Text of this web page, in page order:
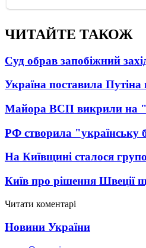
ЧИТАЙТЕ ТАКОЖ
Суд обрав запобіжний
Україна поставила
Майора ВСП викрили на
РФ створила "українську
На Київщині сталося
Київ про рішення Швеції
Читати коментарі
Новини України